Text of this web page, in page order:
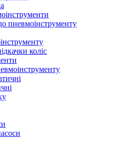
пневмоінструменту
коліс